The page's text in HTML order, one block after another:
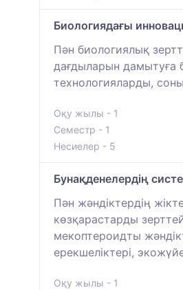
Биологиядағы
Пән биологиялық
дағдыларын дамытуға
технологияларды,
Оқу жылы - 1
Семестр - 1
Несиелер - 5
Бунақденелердің
Пән жәндіктердің
көзқарастарды
мекоптероидты
ерекшеліктері,
Оқу жылы - 1